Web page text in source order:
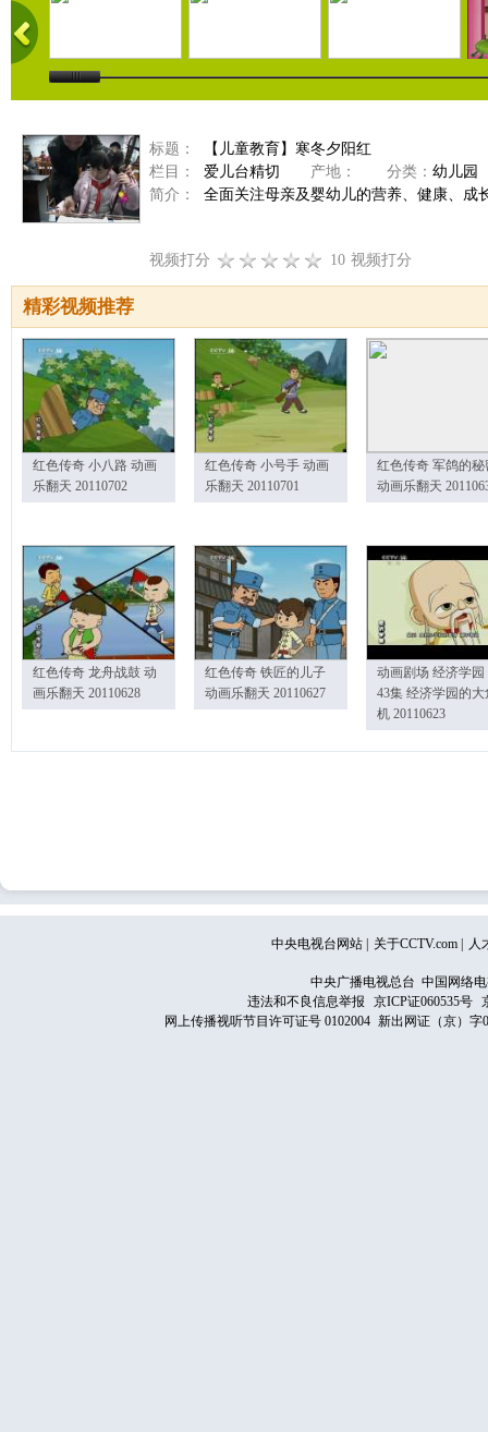
标题：
【儿童教育】寒冬夕阳红
栏目：
爱儿台精切 产地： 分类： 幼儿园
简介：
全面关注母亲及婴幼儿的营养、健康、成
视频打分 10 视频打分
精彩视频推荐
红色传奇 小八路 动画
乐翻天 20110702
红色传奇 小号手 动画
乐翻天 20110701
红色传奇 军鸽的秘
动画乐翻天
红色传奇 龙舟战鼓 动
画乐翻天 20110628
红色传奇 铁匠的儿子
动画乐翻天 20110627
动画剧场 经济学园
43集 经济学园的大
机 20110623
中央电视台网站 关于CCTV.com 人
中央广播电视总台 中国网络
违法和不良信息举报
京ICP证060535号
网上传播视听节目许可证号 0102004 新出网证（京）